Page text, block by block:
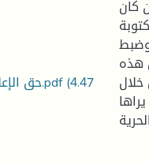
حق الإعلام في الجزائر بين الحرية والتقييد.pdf(4.47
كان
هذه
.